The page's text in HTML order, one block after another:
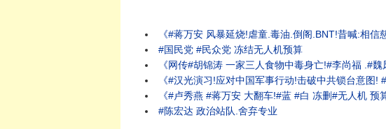
《#蒋万安 风暴延烧!虐童.毒油.倒阁.BNT!昔喊:相信
#国民党 #民众党 冻结无人机预算
《网传#胡锦涛 一家三人食物中毒身亡!#李尚福 .#
《#汉光演习!应对中国军事行动!击破中共锁台意图!
《#卢秀燕 #蒋万安 大翻车!#蓝 #白 冻删#无人机 预
#陈宏达 政治站队.舍弃专业